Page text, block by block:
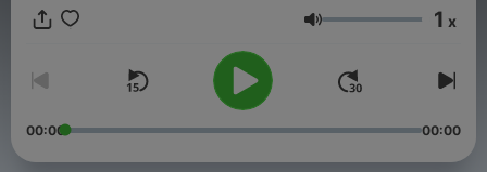
dokumentarer om temaene (se:
newparadigm.no).
Volume 1 x
00:00 00:00